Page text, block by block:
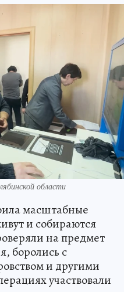
области
масштабные
и собираются
на предмет
боролись с
и другими
участвовали